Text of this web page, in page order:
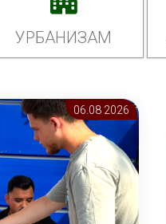
УРБАНИЗАМ
06.08 2026